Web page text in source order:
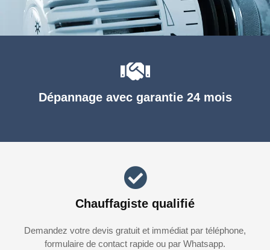
Dépannage avec garantie 24 mois
Chauffagiste qualifié
Demandez votre devis gratuit et immédiat par téléphone,
formulaire de contact rapide ou par Whatsapp.